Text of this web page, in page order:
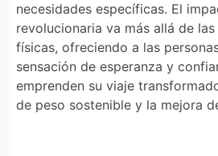
necesidades específicas. El
revolucionaria va más allá de
físicas, ofreciendo a las
sensación de esperanza y
emprenden su viaje
de peso sostenible y la mejora